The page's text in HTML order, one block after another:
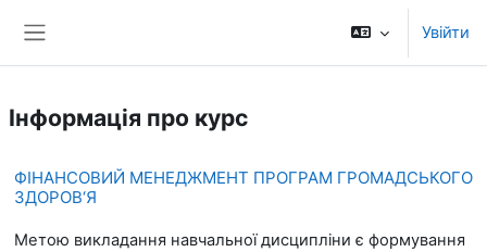
Увійти
Інформація про курс
ФІНАНСОВИЙ МЕНЕДЖМЕНТ ПРОГРАМ ГРОМАДСЬКОГО
ЗДОРОВ‘Я
Метою викладання навчальної дисципліни є формування